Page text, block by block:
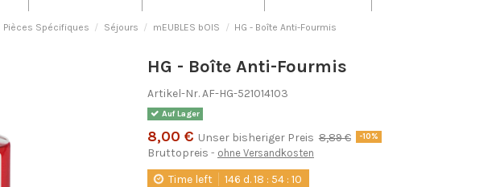
Pièces Spécifiques Séjours mEUBLES bOIS HG - Boîte Anti-Fourmis
HG - Boîte Anti-Fourmis
Artikel-Nr.AF-HG-521014103
Auf Lager
8,00 € Unser bisheriger Preis 8,89 € -10%
Bruttopreis ohne Versandkosten
Time left 146 d.18 : 54 :09